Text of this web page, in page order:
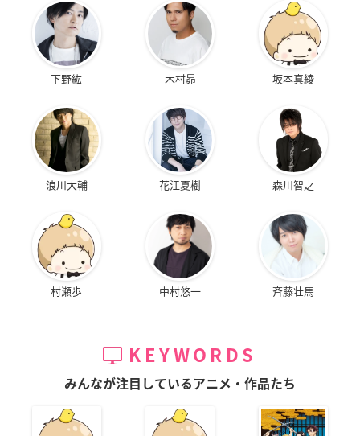
下野紘 木村昴 坂本真綾
浪川大輔 花江夏樹 森川智之
村瀬歩 中村悠一 斉藤壮馬
KEYWORDS
みんなが注目しているアニメ・作品たち